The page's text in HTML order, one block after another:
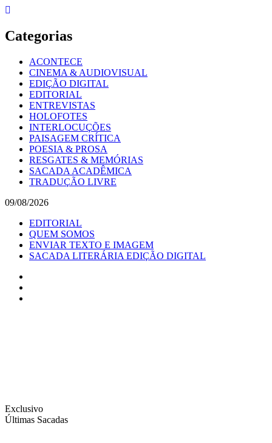
Skip
content
Categorias
ACONTECE
CINEMA & AUDIOVISUAL
EDIÇÃO DIGITAL
EDITORIAL
ENTREVISTAS
HOLOFOTES
INTERLOCUÇÕES
PAISAGEM CRÍTICA
POESIA & PROSA
RESGATES & MEMÓRIAS
SACADA ACADÊMICA
TRADUÇÃO LIVRE
09/08/2026
EDITORIAL
QUEM SOMOS
ENVIAR TEXTO E IMAGEM
SACADA LITERÁRIA EDIÇÃO DIGITAL
Exclusivo
Últimas Sacadas